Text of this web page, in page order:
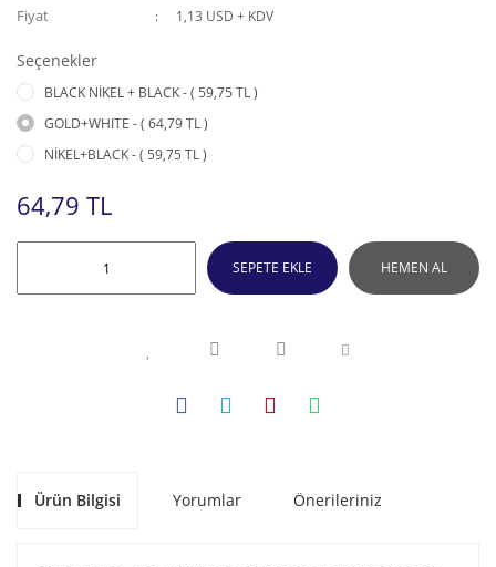
Fiyat 1,13 USD + KDV
Seçenekler
BLACK NİKEL + BLACK - ( 59,75 TL )
GOLD+WHITE - ( 64,79 TL )
NİKEL+BLACK - ( 59,75 TL )
64,79 TL
SEPETE EKLE HEMEN AL
Ürün Bilgisi Yorumlar Önerileriniz